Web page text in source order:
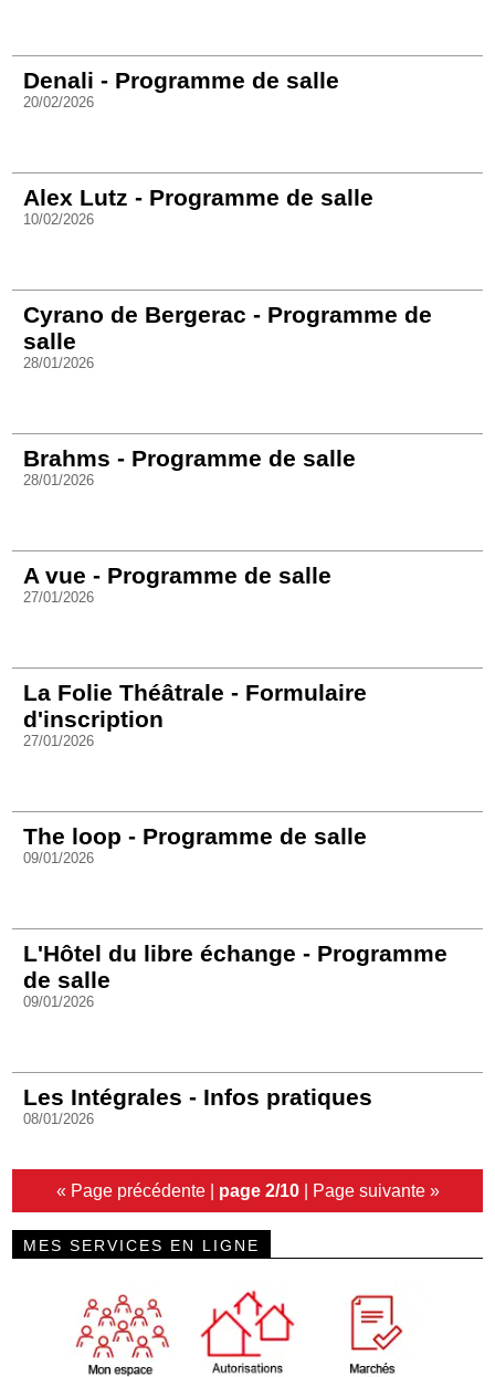
Denali - Programme de salle
20/02/2026
Alex Lutz - Programme de salle
10/02/2026
Cyrano de Bergerac - Programme de
salle
28/01/2026
Brahms - Programme de salle
28/01/2026
A vue - Programme de salle
27/01/2026
La Folie Théâtrale - Formulaire
d'inscription
27/01/2026
The loop - Programme de salle
09/01/2026
L'Hôtel du libre échange - Programme
de salle
09/01/2026
Les Intégrales - Infos pratiques
08/01/2026
« Page précédente| page 2/10| Page suivante »
MES SERVICES EN LIGNE